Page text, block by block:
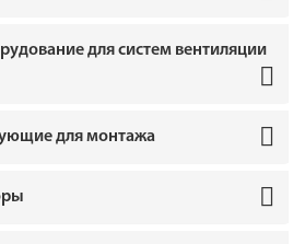
для систем вентиляции
для монтажа